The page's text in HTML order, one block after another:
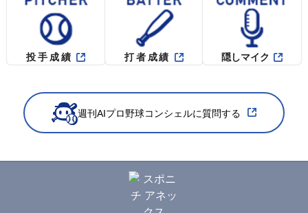
投手成績 打者成績 隠しマイク
週刊AIプロ野球コンシェルに質問する